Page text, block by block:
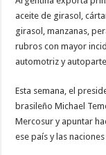
aceite de girasol,
girasol, manzanas,
rubros con mayor
automotriz y
Esta semana, el
brasileño Michael
Mercosur y apuntar
ese país y las